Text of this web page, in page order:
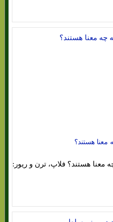
معنا هستند؟
معنا هستند؟ فلاپ، ترن و ریور: